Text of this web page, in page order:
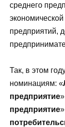
среднего
предприятий,
Так, в этом
номинациям: «
предприятие
предприятие